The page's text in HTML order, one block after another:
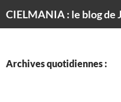
Archives quotidiennes :